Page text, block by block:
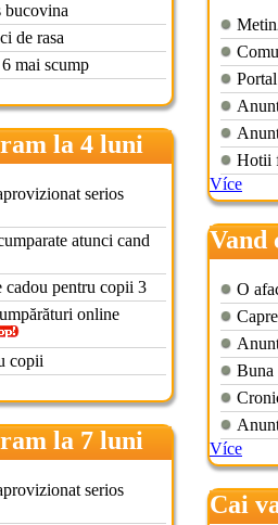
bucovina
de rasa
mai scump
la 4 luni
serios
atunci cand
cadou pentru copii 3
online
copii
la 7 luni
serios
Hotii
Více
Vand
O
Buna
Více
Cai